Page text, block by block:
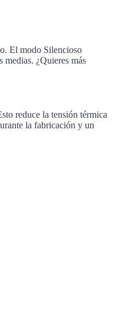
El modo Silencioso
¿Quieres más
reduce la tensión térmica
la fabricación y un